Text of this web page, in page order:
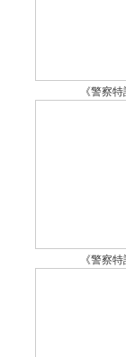
《警察
《警察